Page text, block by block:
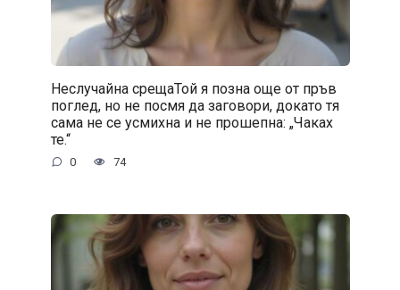
Неслучайна срещаТой я позна още от пръв
поглед, но не посмя да заговори, докато тя
сама не се усмихна и не прошепна: „Чаках
те.“
0 74